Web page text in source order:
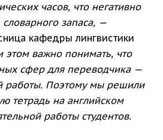
часов, что негативно
запаса, —
кафедры лингвистики
этом важно понимать, что
сфер для переводчика —
работы. Поэтому мы решили
тетрадь на английском
работы студентов.